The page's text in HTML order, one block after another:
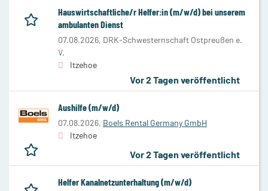
Hauswirtschaftliche/r Helfer:in (m/w/d) bei unserem
ambulanten Dienst
07.08.2026, DRK-Schwesternschaft Ostpreußen e.
V.
Itzehoe
Vor 2 Tagen veröffentlicht
Aushilfe (m/w/d)
07.08.2026, Boels Rental Germany GmbH
Itzehoe
Vor 2 Tagen veröffentlicht
Helfer Kanalnetzunterhaltung (m/w/d)